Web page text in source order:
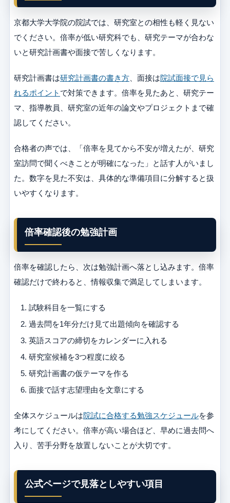
京都大学大学院の院試では、研究室との相性も軽く見ない
でください。倍率が低い研究科でも、研究テーマが合わな
いと研究計画書や面接で苦しくなります。
研究計画書は研究計画書の書き方 、面接は院試面接で見ら
れるポイント で対策できます。倍率を見たあと、研究テー
マ、指導教員、研究室の近年の論文やプロジェクトまで確
認してください。
合格者の声では、「倍率を見てから不安が増えたが、研究
室訪問で聞くべきことが明確になった」と話す人がいまし
た。数字を見た不安は、具体的な準備項目に分解すると扱
いやすくなります。
倍率確認後の勉強計画
倍率を確認したら、次は勉強計画へ落とし込みます。倍率
確認だけで終わると、情報収集で満足してしまいます。
試験科目を一覧にする
過去問を1年分だけ見て出題傾向を確認する
英語スコアの締切をカレンダーに入れる
研究室候補を3つ程度に絞る
研究計画書の仮テーマを作る
面接で話す志望理由を文章にする
全体スケジュールは院試に合格する勉強スケジュールを参
考にしてください。倍率が高い場合ほど、早めに過去問へ
入り、苦手分野を放置しないことが大切です。
公式ページで見落としやすい項目